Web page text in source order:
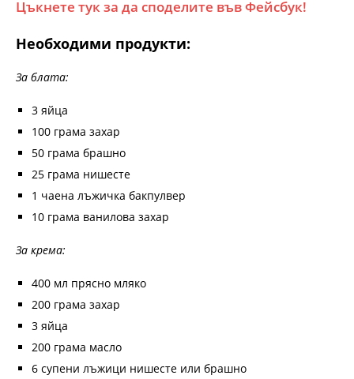
Цъкнете тук за да споделите във Фейсбук!
Необходими продукти:
За блата:
3 яйца
100 грама захар
50 грама брашно
25 грама нишесте
1 чаена лъжичка бакпулвер
10 грама ванилова захар
За крема:
400 мл прясно мляко
200 грама захар
3 яйца
200 грама масло
6 супени лъжици нишесте или брашно